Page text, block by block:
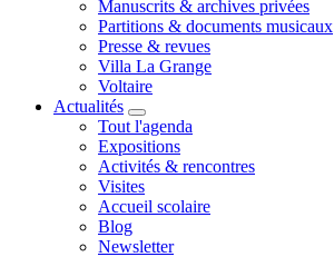
Manuscrits & archives privées
Partitions & documents musicaux
Presse & revues
Villa La Grange
Voltaire
Actualités
Tout l'agenda
Expositions
Activités & rencontres
Visites
Accueil scolaire
Blog
Newsletter